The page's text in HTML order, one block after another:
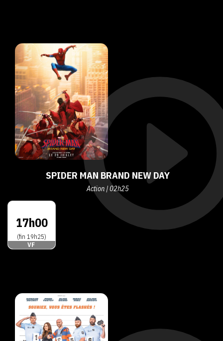
SPIDER MAN BRAND NEW DAY
Action | 02h25
17h00
(fin 19h25)
VF